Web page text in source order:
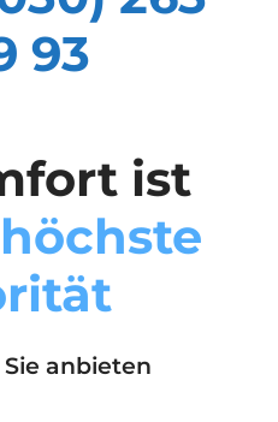
93
ist
höchste
anbieten